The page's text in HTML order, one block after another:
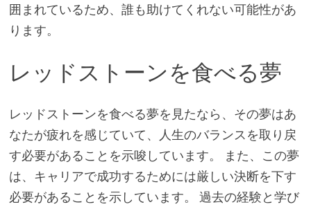
囲まれているため、誰も助けてくれない可能性があ
ります。
レッドストーンを食べる夢
レッドストーンを食べる夢を見たなら、その夢はあ
なたが疲れを感じていて、人生のバランスを取り戻
す必要があることを示唆しています。 また、この夢
は、キャリアで成功するためには厳しい決断を下す
必要があることを示しています。 過去の経験と学び